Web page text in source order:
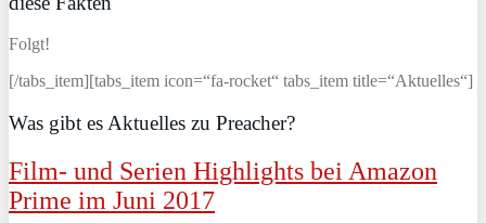
Folgt!
[/tabs_item][tabs_item icon=“fa-rocket“ tabs_item title=“Aktuelles“]
Was gibt es Aktuelles zu Preacher?
Film- und Serien Highlights bei Amazon
Prime im Juni 2017